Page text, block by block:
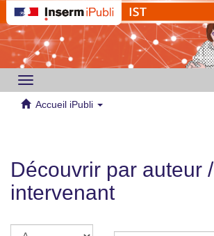
Toggle
navigation
Accueil iPubli
Découvrir par auteur /
intervenant